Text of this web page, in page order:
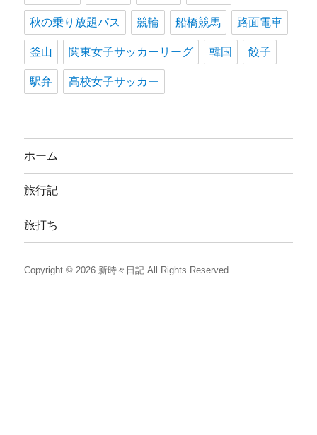
秋の乗り放題パス 競輪 船橋競馬 路面電車
釜山 関東女子サッカーリーグ 韓国 餃子
駅弁 高校女子サッカー
ホーム
旅行記
旅打ち
Copyright © 2026 新時々日記 All Rights Reserved.